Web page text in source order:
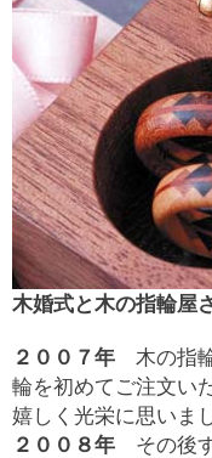
木婚式と木の指輪屋
２００７年 木の指
輪を初めてご注文い
嬉しく光栄に思いま
２００８年 その後